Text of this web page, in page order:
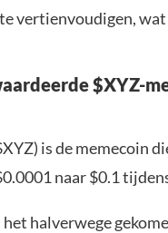
vertienvoudigen,
$XYZ-
is de memecoin
naar $0.1
halverwege